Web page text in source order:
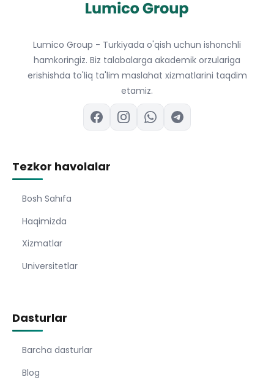
Lumico Group - Turkiyada o'qish uchun ishonchli
hamkoringiz. Biz talabalarga akademik orzulariga
erishishda to'liq ta'lim maslahat xizmatlarini taqdim
etamiz.
Tezkor havolalar
Bosh Sahıfa
Haqimizda
Xizmatlar
Universitetlar
Dasturlar
Barcha dasturlar
Blog